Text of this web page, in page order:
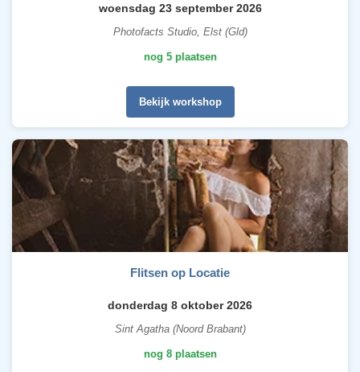
woensdag 23 september 2026
Photofacts Studio, Elst (Gld)
nog 5 plaatsen
Bekijk workshop
Flitsen op Locatie
donderdag 8 oktober 2026
Sint Agatha (Noord Brabant)
nog 8 plaatsen